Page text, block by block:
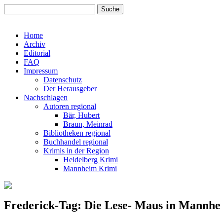
Home
Archiv
Editorial
FAQ
Impressum
Datenschutz
Der Herausgeber
Nachschlagen
Autoren regional
Bär, Hubert
Braun, Meinrad
Bibliotheken regional
Buchhandel regional
Krimis in der Region
Heidelberg Krimi
Mannheim Krimi
Frederick-Tag: Die Lese- Maus in